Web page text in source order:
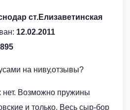
ст.Елизаветинская
12.02.2011
на ниву,отзывы?
нет. Возможно пружины
и только. Весь сыр-бор